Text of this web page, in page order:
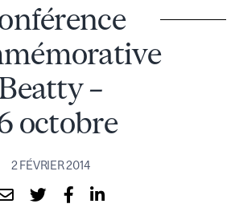
–
octobre
2 FÉVRIER 2014